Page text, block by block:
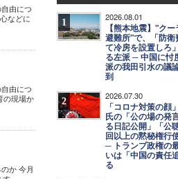
由につ
などに
由につ
の現場か
か 今月
1 2026.08.01
【熊本地震】"ク
避難所"で、「防衛
て冷房を設置しろ
る左派 ─ 中国に忖
派の我田引水の議
到
2 2026.07.30
「コロナ対策の顔
氏の「公の場の発
る日記公開」「公
回以上の黙秘権行
─ トランプ政権の
いは「中国の責任
る